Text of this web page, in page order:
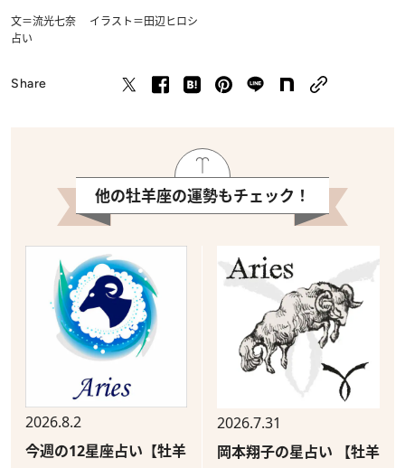
文＝流光七奈 イラスト＝田辺ヒロシ
占い
Share
他の牡羊座の運勢もチェック！
2026.8.2
今週の12星座占い【牡羊
2026.7.31
岡本翔子の星占い 【牡羊